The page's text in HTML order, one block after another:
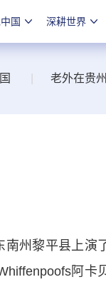
国 深耕世界
老外在贵
州黎平县上演
阿卡